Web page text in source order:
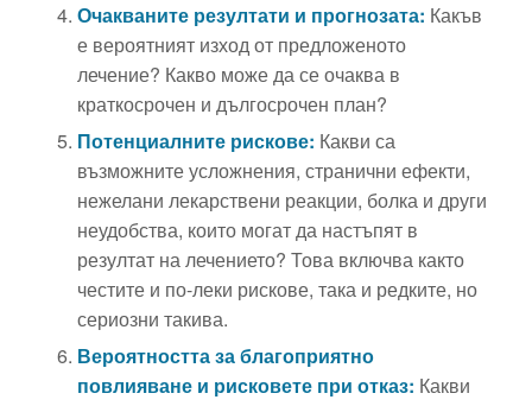
Очакваните резултати и прогнозата: Какъв
е вероятният изход от предложеното
лечение? Какво може да се очаква в
краткосрочен и дългосрочен план?
Потенциалните рискове: Какви са
възможните усложнения, странични ефекти,
нежелани лекарствени реакции, болка и други
неудобства, които могат да настъпят в
резултат на лечението? Това включва както
честите и по-леки рискове, така и редките, но
сериозни такива.
Вероятността за благоприятно
повлияване и рисковете при отказ: Какви